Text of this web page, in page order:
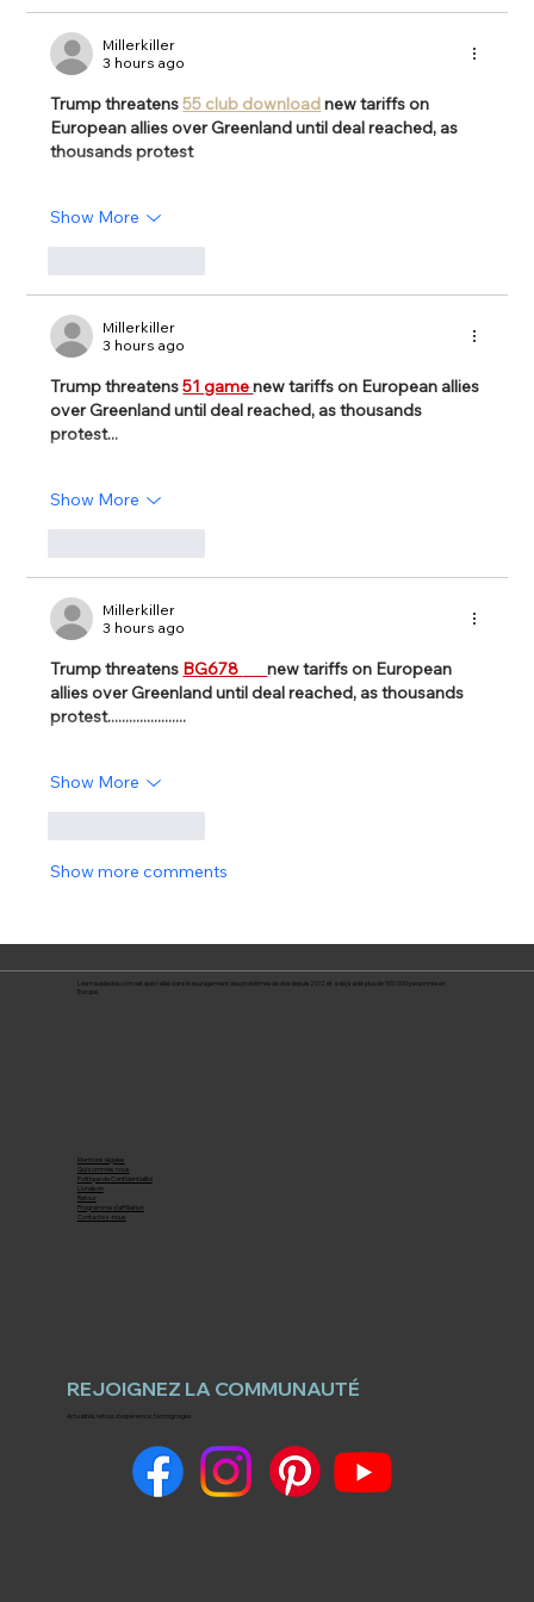
Millerkiller
3 hours ago
Trump threatens 55 club download new tariffs on
European allies over Greenland until deal reached, as
thousands protest
Show More
Millerkiller
3 hours ago
Trump threatens 51 game new tariffs on European allies
over Greenland until deal reached, as thousands
protest...
Show More
Millerkiller
3 hours ago
Trump threatens BG678
new tariffs on European
allies over Greenland until deal reached, as thousands
protest......................
Show More
Show more comments
Lesmauxdedos.com est spécialisé dans le soulagement des problèmes de dos depuis 2012 et a déjà aidé plus de 900 000 personnes en
Europe.
Mentions légales
Qui sommes nous
Politique de Confidentialité
Livraison
Retour
Programme d'affiliation
Contactez-nous
REJOIGNEZ LA COMMUNAUTÉ
Actualités, retour d'expérience, témoignages